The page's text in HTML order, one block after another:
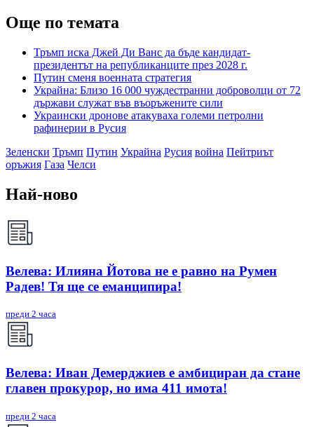
Още по темата
Тръмп иска Джей Ди Ванс да бъде кандидат-
президентът на републиканците през 2028 г.
Путин сменя военната стратегия
Украйна: Близо 16 000 чуждестранни доброволци от 72
държави служат във въоръжените сили
Украински дронове атакуваха големи петролни
рафинерии в Русия
Зеленски Тръмп Путин Украйна Русия война Пейтриът
оръжия Газа Челси
Най-ново
Велева: Илияна Йотова не е равно на Румен
Радев! Тя ще се еманципира!
преди 2 часа
Велева: Иван Демерджиев е амбициран да стане
главен прокурор, но има 411 имота!
преди 2 часа